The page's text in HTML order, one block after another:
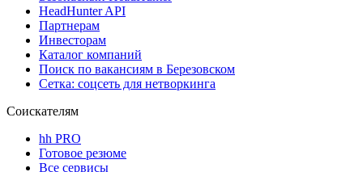
HeadHunter API
Партнерам
Инвесторам
Каталог компаний
Поиск по вакансиям в Березовском
Сетка: соцсеть для нетворкинга
Соискателям
hh PRO
Готовое резюме
Все сервисы